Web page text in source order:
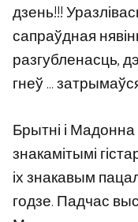
дзень!!!
сапраўдная
разгубленасць,
гнеў …
Брытні і Мадонна
знакамітымі
іх знакавым
годзе. Падчас